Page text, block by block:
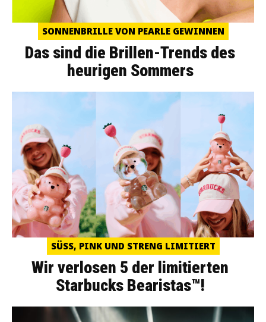
SONNENBRILLE VON PEARLE GEWINNEN
Das sind die Brillen-Trends des
heurigen Sommers
SÜSS, PINK UND STRENG LIMITIERT
Wir verlosen 5 der limitierten
Starbucks Bearistas™!